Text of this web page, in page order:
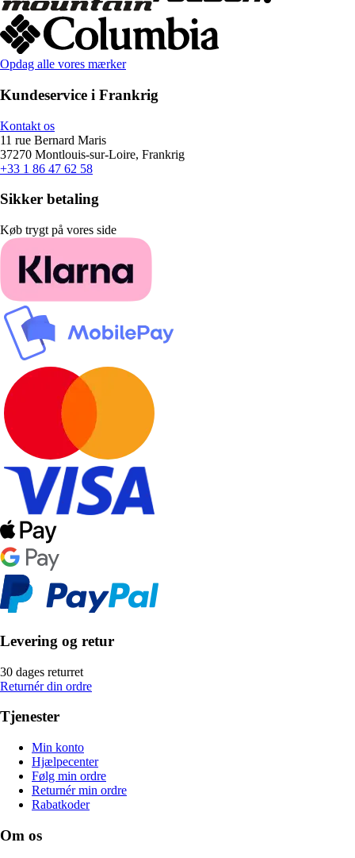
Opdag alle vores mærker
Kundeservice i Frankrig
Kontakt os
11 rue Bernard Maris
37270 Montlouis-sur-Loire, Frankrig
+33 1 86 47 62 58
Sikker betaling
Køb trygt på vores side
Levering og retur
30 dages returret
Returnér din ordre
Tjenester
Min konto
Hjælpecenter
Følg min ordre
Returnér min ordre
Rabatkoder
Om os